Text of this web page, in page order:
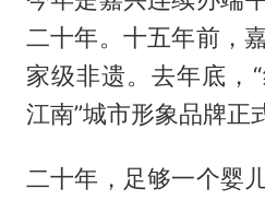
二十年。十五年前，
家级非遗。去年底，
江南”城市形象品牌正
二十年，足够一个婴